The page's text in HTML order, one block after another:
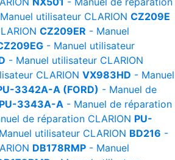
utilisateur CLARION CZ209E
CZ209ER - Manuel
- Manuel utilisateur
- Manuel utilisateur CLARION
CLARION VX983HD - Manuel
3342A-A (FORD) - Manuel de
PU-3343A-A - Manuel de réparation
de réparation CLARION PU-
utilisateur CLARION BD216 -
DB178RMP - Manuel